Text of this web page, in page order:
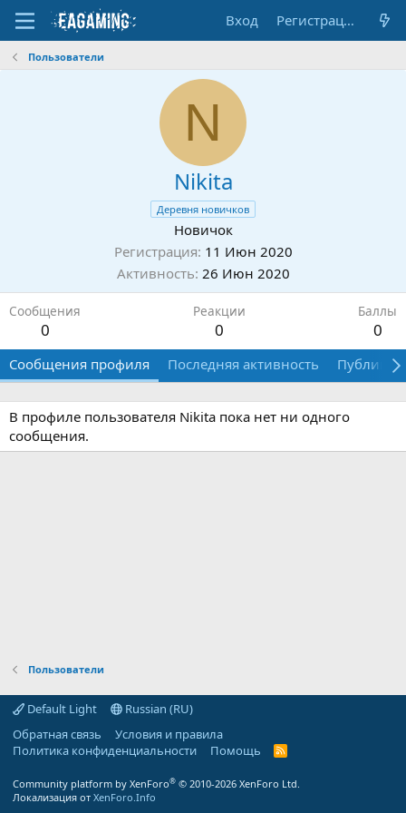
Вход Регистрация
Пользователи
N
Nikita
Деревня новичков
Новичок
Регистрация 11 Июн 2020
Активность 26 Июн 2020
Сообщения
0
Реакции
0
Баллы
0
Сообщения профиля Последняя активность
В профиле пользователя Nikita пока нет ни одного
сообщения.
Пользователи
Default Light
Russian (RU)
Обратная связь
Условия и правила
Политика конфиденциальности
Помощь
R
Community platform by XenForo® © 2010-2026 XenForo Ltd.
Локализация от XenForo.Info